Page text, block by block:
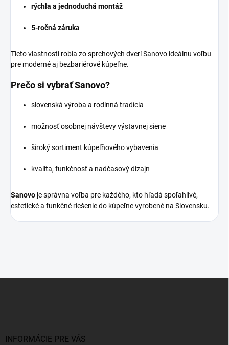
rýchla a jednoduchá montáž
5-ročná záruka
Tieto vlastnosti robia zo sprchových dverí Sanovo ideálnu voľbu
pre moderné aj bezbariérové kúpeľne.
Prečo si vybrať Sanovo?
slovenská výroba a rodinná tradícia
možnosť osobnej návštevy výstavnej siene
široký sortiment kúpeľňového vybavenia
kvalita, funkčnosť a nadčasový dizajn
Sanovo je správna voľba pre každého, kto hľadá spoľahlivé,
estetické a funkčné riešenie do kúpeľne vyrobené na Slovensku.
INFORMÁCIE PRE VÁS